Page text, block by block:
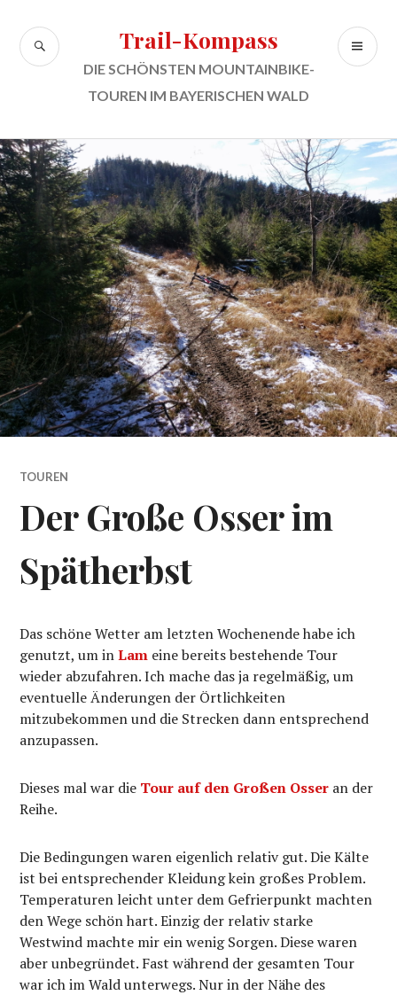
Inhalt
springen
Trail-Kompass
DIE SCHÖNSTEN MOUNTAINBIKE-
TOUREN IM BAYERISCHEN WALD
SUCHE
TOUREN
Der Große Osser im
Spätherbst
Das schöne Wetter am letzten Wochenende habe ich
genutzt, um inLam eine bereits bestehende Tour
wieder abzufahren. Ich mache das ja regelmäßig, um
eventuelle Änderungen der Örtlichkeiten
mitzubekommen und die Strecken dann entsprechend
anzupassen.
Dieses mal war die Tour auf den Großen Osser an der
Reihe.
Die Bedingungen waren eigenlich relativ gut. Die Kälte
ist bei entsprechender Kleidung kein großes Problem.
Temperaturen leicht unter dem Gefrierpunkt machten
den Wege schön hart. Einzig der relativ starke
Westwind machte mir ein wenig Sorgen. Diese waren
aber unbegründet. Fast während der gesamten Tour
war ich im Wald unterwegs. Nur in der Nähe des